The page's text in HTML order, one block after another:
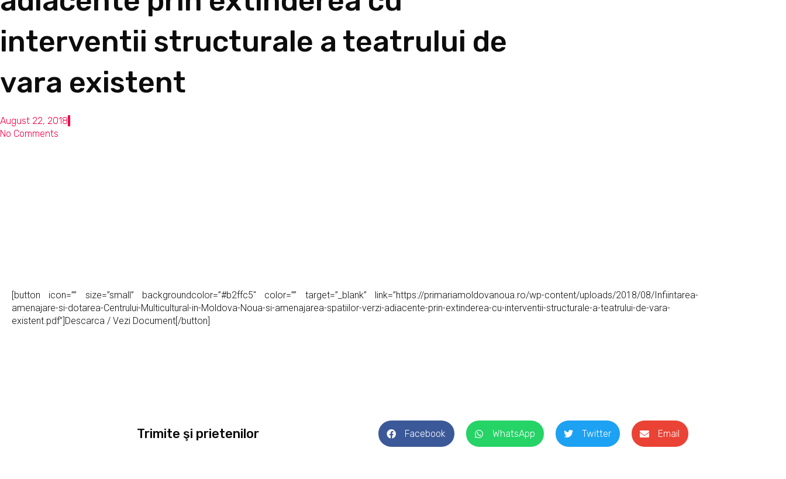
interventii structurale a teatrului de
vara existent
August 22, 2018
No Comments
[button icon=”” size=”small” backgroundcolor=”#b2ffc5″ color=”” target=”_blank” link=”https://primariamoldovanoua.ro/wp-content/uploads/2018/08/Infiintarea-
amenajare-si-dotarea-Centrului-Multicultural-in-Moldova-Noua-si-amenajarea-spatiilor-verzi-adiacente-prin-extinderea-cu-interventii-structurale-a-teatrului-de-vara-
existent.pdf”]Descarca / Vezi Document[/button]
Trimite şi prietenilor Facebook WhatsApp Twitter Email